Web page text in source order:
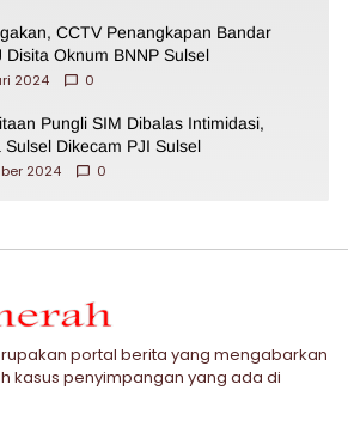
CCTV Penangkapan Bandar
Disita Oknum BNNP Sulsel
2024
0
Pungli SIM Dibalas Intimidasi,
Sulsel Dikecam PJI Sulsel
2024
0
portal berita yang mengabarkan
kasus penyimpangan yang ada di